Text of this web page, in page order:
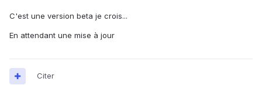
C'est une version beta je crois...
En attendant une mise à jour
Citer